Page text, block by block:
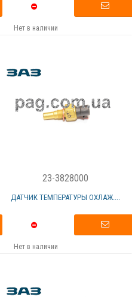
Нет в наличии
23-3828000
ДАТЧИК ТЕМПЕРАТУРЫ ОХЛАЖ....
Нет в наличии